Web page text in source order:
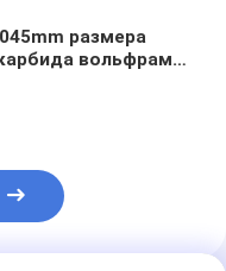
размера
вольфрама